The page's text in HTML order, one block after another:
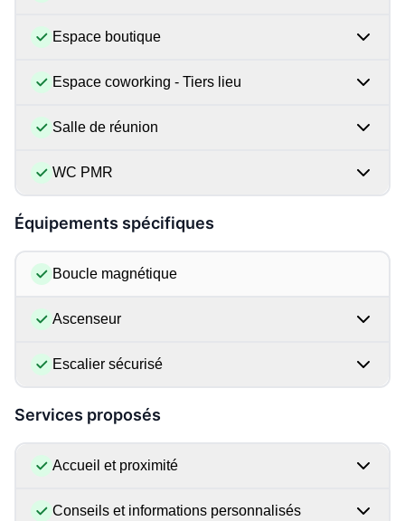
Espace boutique
Espace coworking - Tiers lieu
Salle de réunion
WC PMR
Équipements spécifiques
Boucle magnétique
Ascenseur
Escalier sécurisé
Services proposés
Accueil et proximité
Conseils et informations personnalisés